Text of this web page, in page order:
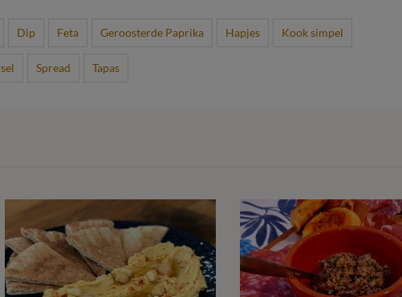
Dip Feta Geroosterde Paprika Hapjes Kook simpel
Spread Tapas